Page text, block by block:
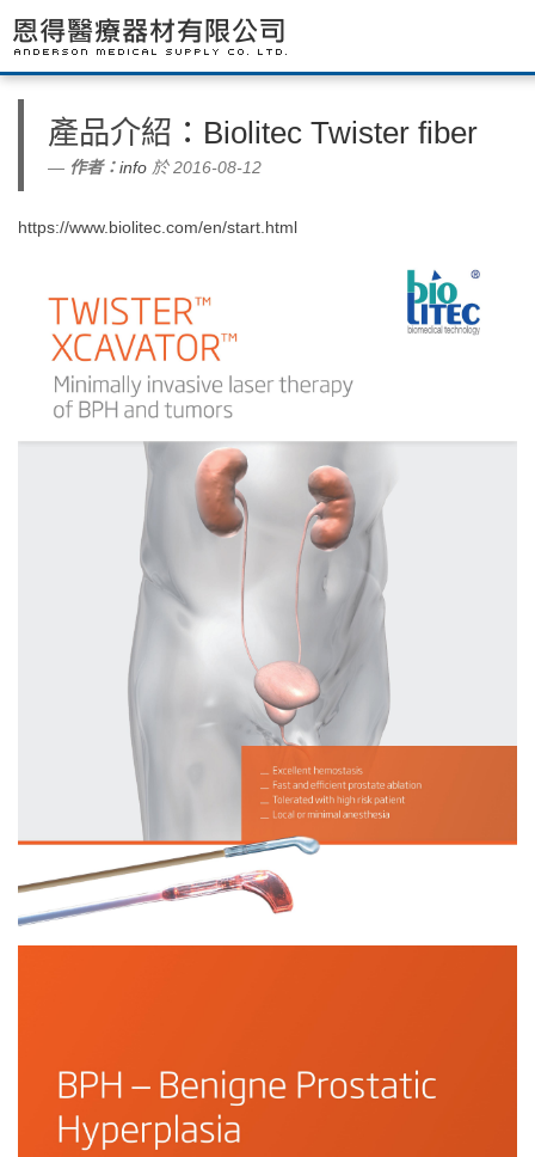
產品介紹 ：Biolitec Twister fiber
作者：info 於 2016-08-12
https://www.biolitec.com/en/start.html